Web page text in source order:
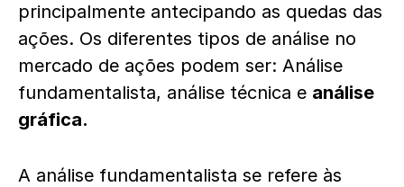
principalmente antecipando as quedas das
ações. Os diferentes tipos de análise no
mercado de ações podem ser: Análise
fundamentalista, análise técnica e análise
gráfica.
A análise fundamentalista se refere às